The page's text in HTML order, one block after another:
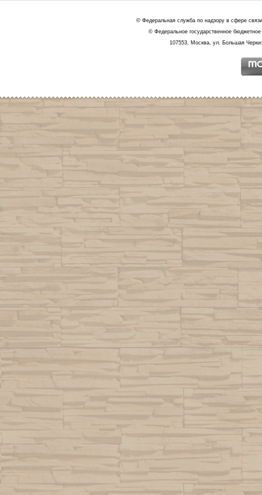
© Федеральная служба по надзору в сфере
© Федеральное государственное
107553, Москва, ул. Большая